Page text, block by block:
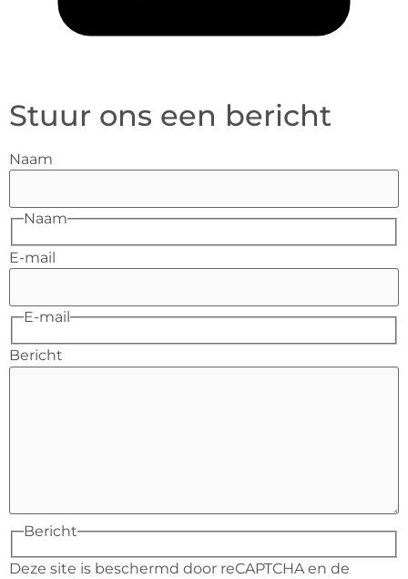
Stuur ons een bericht
Naam
Naam
E-mail
E-mail
Bericht
Bericht
Deze site is beschermd door reCAPTCHA en de